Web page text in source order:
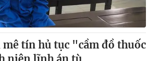
mê tín hủ tục "cầm đồ thuốc